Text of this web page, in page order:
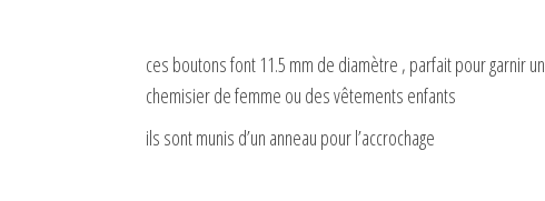
ces boutons font 11.5 mm de diamètre , parfait pour garnir un
chemisier de femme ou des vêtements enfants
ils sont munis d’un anneau pour l’accrochage